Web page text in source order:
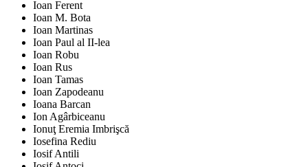
Ioan Ferent
Ioan M. Bota
Ioan Martinas
Ioan Paul al II-lea
Ioan Robu
Ioan Rus
Ioan Tamas
Ioan Zapodeanu
Ioana Barcan
Ion Agârbiceanu
Ionuţ Eremia Imbrişcă
Iosefina Rediu
Iosif Antili